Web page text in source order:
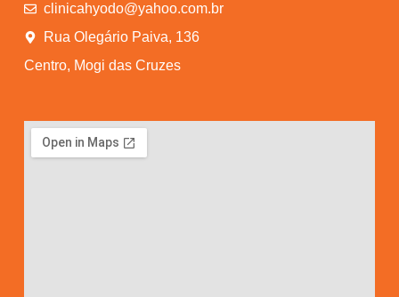
clinicahyodo@yahoo.com.br
Rua Olegário Paiva, 136
Centro, Mogi das Cruzes